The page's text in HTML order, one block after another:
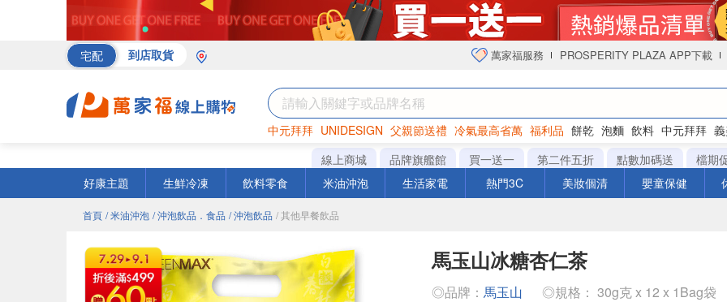
宅配 到店取貨 萬家福服務 PROSPERITY PLAZA APP下載
中元拜拜 UNIDESIGN 父親節送禮 冷氣最高省萬 福利品 餅乾 泡麵 飲料 中元拜拜
巧克力 罐頭 衛生紙
線上商城 品牌旗艦館 買一送一 第二件五折 點數加碼送
檔期
好康主題
生鮮冷凍 飲料零食 米油沖泡 生活家電 熱門3C 美妝個清 嬰童保健
首頁 / 米油沖泡 / 沖泡飲品．食品 / 沖泡飲品 / 其他早餐飲品
馬玉山冰糖杏仁茶
◎品牌： 馬玉山 ◎規格： 30g克 x 12 x 1Bag袋